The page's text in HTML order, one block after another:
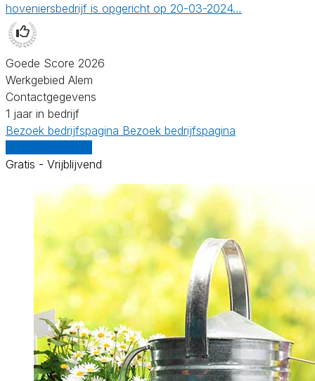
hoveniersbedrijf is opgericht op 20-03-2024…
Goede Score 2026
Werkgebied Alem
Contactgegevens
1 jaar in bedrijf
Bezoek bedrijfspagina Bezoek bedrijfspagina
Gratis - Vrijblijvend